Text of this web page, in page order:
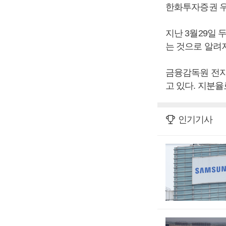
한화투자증권
지난 3월29일
는 것으로 알려
금융감독원 전
고 있다. 지분
인기기사